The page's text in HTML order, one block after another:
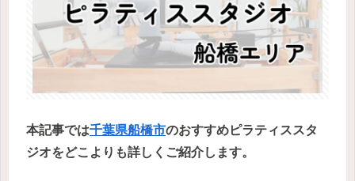
本記事では千葉県船橋市のおすすめピラティススタ
ジオをどこよりも詳しくご紹介します。